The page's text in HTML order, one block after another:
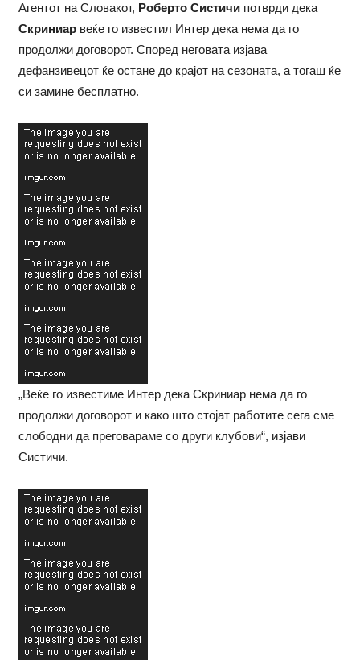
Агентот на Словакот, Роберто Систичи потврди дека
Скриниар веќе го известил Интер дека нема да го
продолжи договорот. Според неговата изјава
дефанзивецот ќе остане до крајот на сезоната, а тогаш ќе
си замине бесплатно.
„Веќе го известиме Интер дека Скриниар нема да го
продолжи договорот и како што стојат работите сега сме
слободни да преговараме со други клубови“, изјави
Систичи.